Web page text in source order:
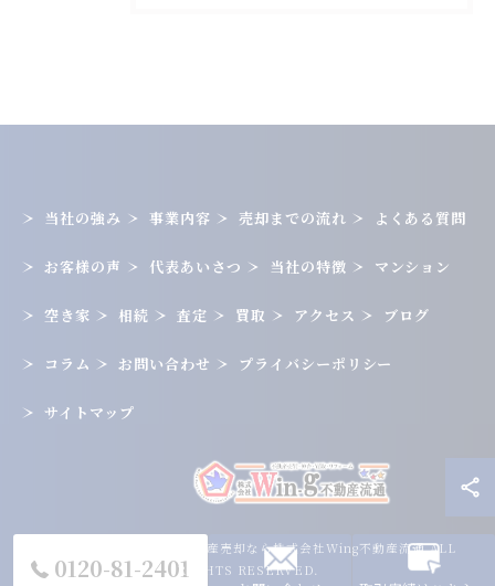
0120-81-2401
当社の強み 事業内容 売却までの流れ よくある質問
お客様の声 代表あいさつ 当社の特徴 マンション
空き家 相続 査定 買取 アクセス ブログ
コラム お問い合わせ プライバシーポリシー
サイトマップ
© 2026 兵庫県神戸市の不動産売却なら株式会社Wing不動産流通 ALL
RIGHTS RESERVED.